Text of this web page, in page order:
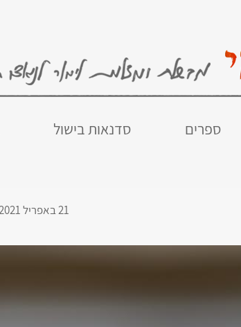
ספרים סדנאות בישול
21 באפריל 2021